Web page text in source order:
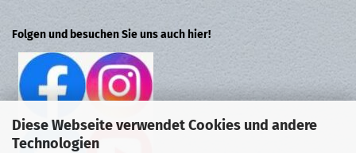
Diese Webseite verwendet Cookies und andere
Technologien
Folgen und besuchen Sie uns auch hier!